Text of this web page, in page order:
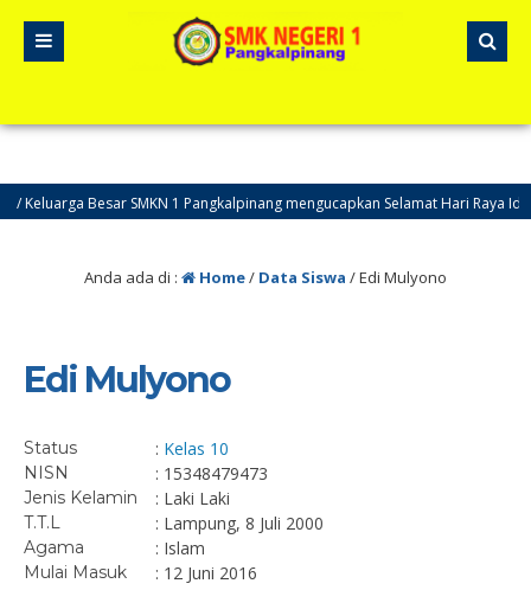
/ Keluarga Besar SMKN 1 Pangkalpinang mengucapkan Selamat Hari Raya Idul
Anda ada di : Home/ Data Siswa /Edi Mulyono
Edi Mulyono
Status : Kelas 10
NISN : 15348479473
Jenis Kelamin : Laki Laki
T.T.L : Lampung, 8 Juli 2000
Agama : Islam
Mulai Masuk : 12 Juni 2016